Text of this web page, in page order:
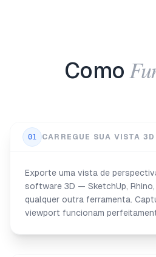
Como
01 CARREGUE SUA VISTA 3D
Exporte uma vista de
software 3D — SketchUp, Rhino,
qualquer outra ferramenta.
viewport funcionam